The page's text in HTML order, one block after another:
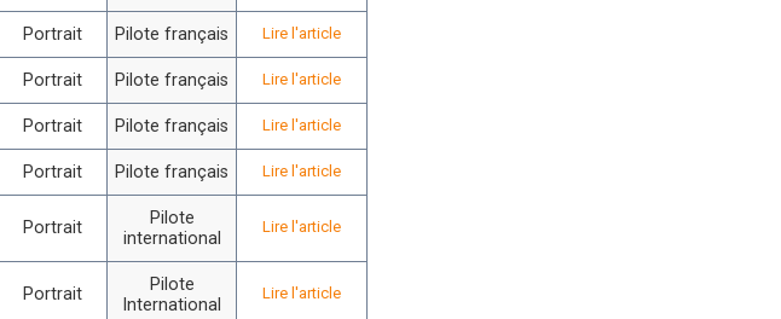
Portrait Pilote français Lire l'article
Portrait Pilote français Lire l'article
Portrait Pilote français Lire l'article
Portrait Pilote français Lire l'article
Portrait
Pilote
international
Lire l'article
Portrait
Pilote
International
Lire l'article